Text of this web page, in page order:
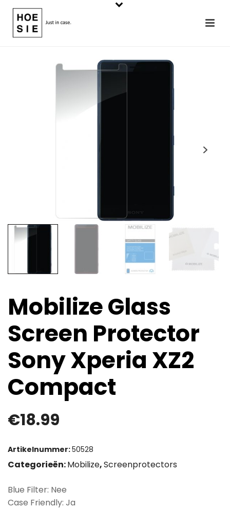
Mobilize Glass
Screen Protector
Sony Xperia XZ2
Compact
€18.99
Artikelnummer:50528
Categorieën:Mobilize,Screenprotectors
Blue Filter: Nee
Case Friendly: Ja